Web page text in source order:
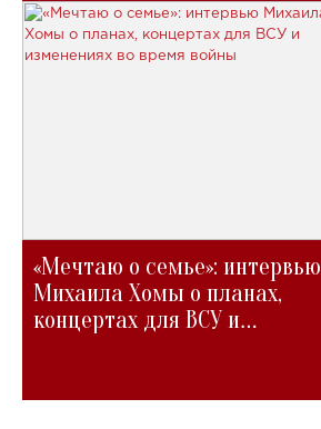
«Мечтаю о семье»: интервью
Михаила Хомы о планах,
концертах для ВСУ и